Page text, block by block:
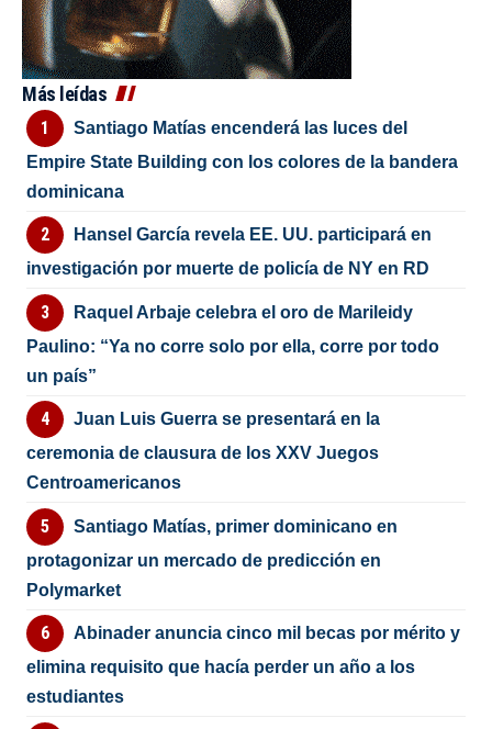
Más leídas
Santiago Matías encenderá las luces del
Empire State Building con los colores de la bandera
dominicana
Hansel García revela EE. UU. participará en
investigación por muerte de policía de NY en RD
Raquel Arbaje celebra el oro de Marileidy
Paulino: “Ya no corre solo por ella, corre por todo
un país”
Juan Luis Guerra se presentará en la
ceremonia de clausura de los XXV Juegos
Centroamericanos
Santiago Matías, primer dominicano en
protagonizar un mercado de predicción en
Polymarket
Abinader anuncia cinco mil becas por mérito y
elimina requisito que hacía perder un año a los
estudiantes